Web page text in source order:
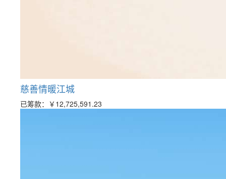
慈善情暖江城
已筹款： ￥12,725,591.23